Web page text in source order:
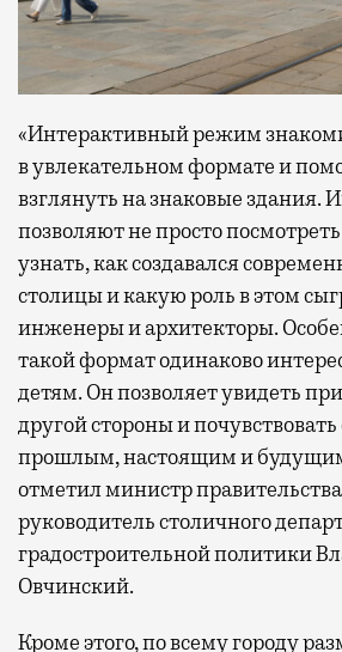
«Интерактивный режим
в увлекательном формате и
взглянуть на знаковые здания.
позволяют не просто
узнать, как создавался
столицы и какую роль в этом
инженеры и архитекторы.
такой формат одинаково
детям. Он позволяет увидеть
другой стороны и
прошлым, настоящим и
отметил министр
руководитель столичного
градостроительной политики
Овчинский.
Кроме этого, по всему городу